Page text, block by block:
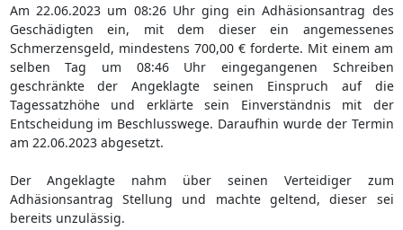
Am 22.06.2023 um 08:26 Uhr ging ein Adhäsionsantrag des
Geschädigten ein, mit dem dieser ein angemessenes
Schmerzensgeld, mindestens 700,00 € forderte. Mit einem am
selben Tag um 08:46 Uhr eingegangenen Schreiben
geschränkte der Angeklagte seinen Einspruch auf die
Tagessatzhöhe und erklärte sein Einverständnis mit der
Entscheidung im Beschlusswege. Daraufhin wurde der Termin
am 22.06.2023 abgesetzt.
Der Angeklagte nahm über seinen Verteidiger zum
Adhäsionsantrag Stellung und machte geltend, dieser sei
bereits unzulässig.